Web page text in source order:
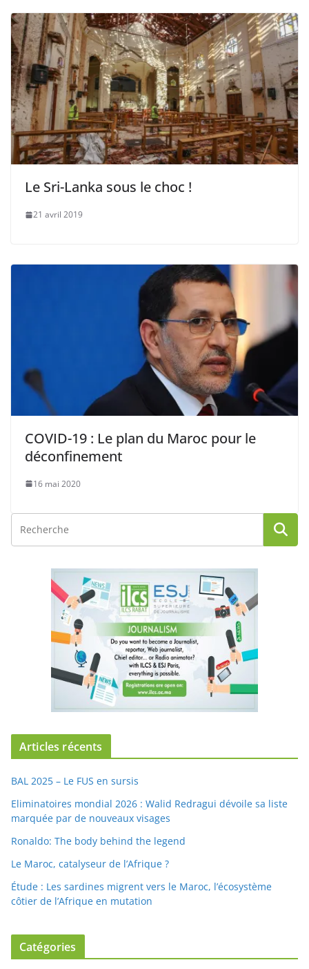
Le Sri-Lanka sous le choc !
21 avril 2019
COVID-19 : Le plan du Maroc pour le
déconfinement
16 mai 2020
Articles récents
BAL 2025 – Le FUS en sursis
Eliminatoires mondial 2026 : Walid Redragui dévoile sa liste
marquée par de nouveaux visages
Ronaldo: The body behind the legend
Le Maroc, catalyseur de l’Afrique ?
Étude : Les sardines migrent vers le Maroc, l’écosystème
côtier de l’Afrique en mutation
Catégories